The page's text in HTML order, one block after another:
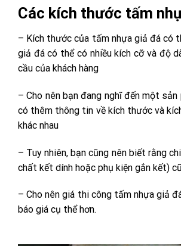
Các kích thước tấm
– Kích thước của tấm nhựa giả đá có
giả đá có thể có nhiều kích cỡ và độ
cầu của khách hàng
– Cho nên bạn đang nghĩ đến một
có thêm thông tin về kích thước và
khác nhau
– Tuy nhiên, bạn cũng nên biết rằng
chất kết dính hoặc phụ kiện gắn kết)
– Cho nên giá thi công tấm nhựa giả
báo giá cụ thể hơn.